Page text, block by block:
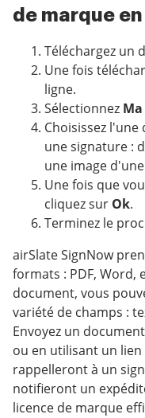
de marque
Téléchargez un
Une fois
ligne.
Sélectionnez
Choisissez
une signature :
une image
Une fois que
cliquez sur Ok.
Terminez le
airSlate SignNow
formats : PDF, Word,
document, vous
variété de champs :
Envoyez un
ou en utilisant un
rappelleront à un
notifieront un
licence de marque